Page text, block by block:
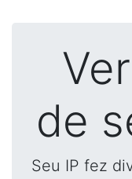
de
Seu IP fez